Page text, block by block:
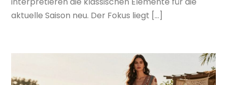
aktuelle Saison neu. Der Fokus liegt […]